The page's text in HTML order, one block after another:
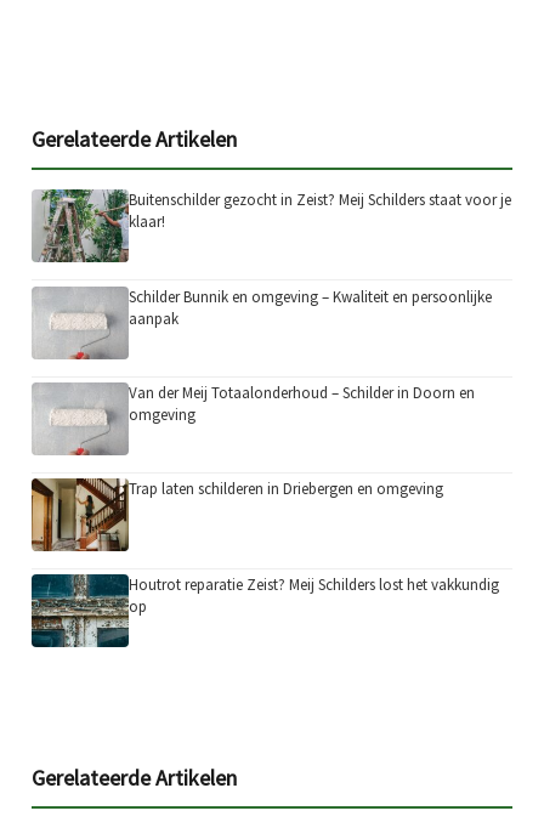
Gerelateerde Artikelen
Buitenschilder gezocht in Zeist? Meij Schilders staat voor je
klaar!
Schilder Bunnik en omgeving – Kwaliteit en persoonlijke
aanpak
Van der Meij Totaalonderhoud – Schilder in Doorn en
omgeving
Trap laten schilderen in Driebergen en omgeving
Houtrot reparatie Zeist? Meij Schilders lost het vakkundig
op
Gerelateerde Artikelen